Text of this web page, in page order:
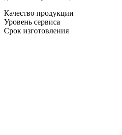
Качество продукции
Уровень сервиса
Срок изготовления